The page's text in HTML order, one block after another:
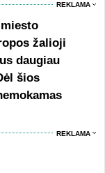
REKLAMA
žalioji
daugiau
šios
REKLAMA